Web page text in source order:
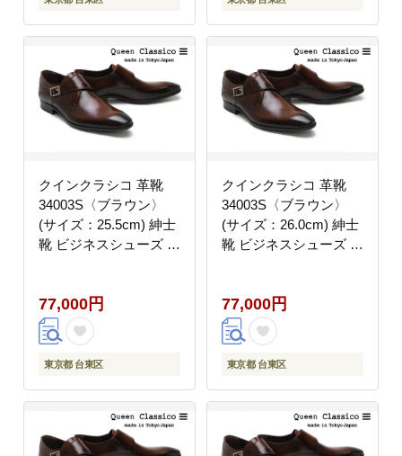
クインクラシコ 革靴
34003S〈ブラウン〉
(サイズ：25.5cm) 紳士
靴 ビジネスシューズ モ
77,000円
東京都 台東区
クインクラシコ 革靴
34003S〈ブラウン〉
(サイズ：26.0cm) 紳士
靴 ビジネスシューズ モ
77,000円
東京都 台東区